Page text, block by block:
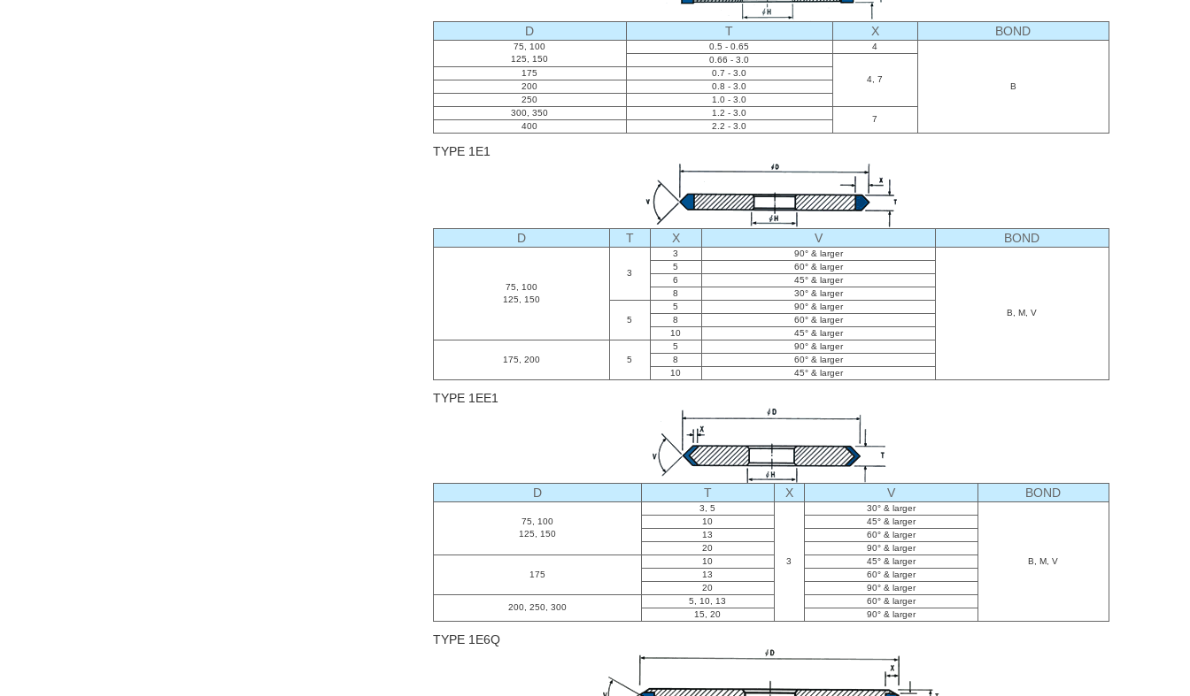
D T X BOND
75, 100
125, 150
0.5 - 0.65 4
B
0.66 - 3.0
4, 7
175
0.7 - 3.0
200
0.8 - 3.0
250
1.0 - 3.0
300, 350
1.2 - 3.0
7
400 2.2 - 3.0
TYPE 1E1
D T X V BOND
75, 100
125, 150
3
3 90° & larger
B, M, V
5
60° & larger
6
45° & larger
8
30° & larger
5
5
90° & larger
8
60° & larger
10
45° & larger
175, 200 5
5
90° & larger
8
60° & larger
10
45° & larger
TYPE 1EE1
D T X V BOND
75, 100
125, 150
3, 5
3
30° & larger
B, M, V
10
45° & larger
13
60° & larger
20
90° & larger
175
10
45° & larger
13
60° & larger
20
90° & larger
200, 250, 300
5, 10, 13
60° & larger
15, 20
90° & larger
TYPE 1E6Q